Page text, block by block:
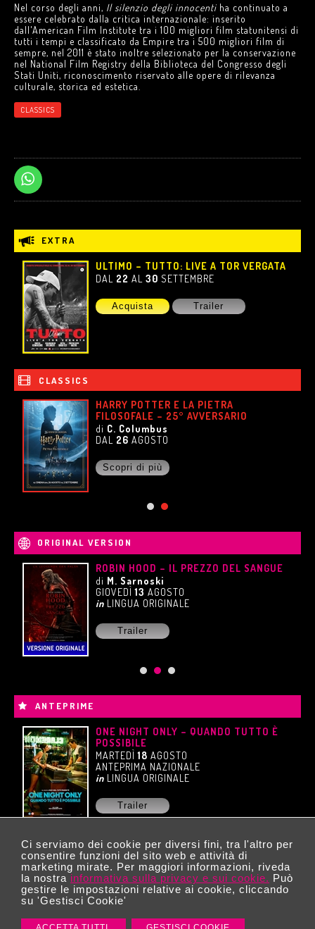
Ci serviamo dei cookie per diversi fini, tra l'altro per
consentire funzioni del sito web e attività di
marketing mirate. Per maggiori informazioni, riveda
la nostra informativa sulla privacy e sui cookie. Può
gestire le impostazioni relative ai cookie, cliccando
su 'Gestisci Cookie'
Nel corso degli anni, Il silenzio degli innocentiha continuato a
essere celebrato dalla critica internazionale: inserito
dall'American Film Institute tra i 100 migliori film statunitensi di
tutti i tempi e classificato da Empire tra i 500 migliori film di
sempre, nel 2011 è stato inoltre selezionato per la conservazione
nel National Film Registry della Biblioteca del Congresso degli
Stati Uniti, riconoscimento riservato alle opere di rilevanza
culturale, storica ed estetica.
CLASSICS
EXTRA
ULTIMO – TUTTO: LIVE A TOR VERGATA
DAL 22 AL30 SETTEMBRE
Acquista Trailer
CLASSICS
HARRY POTTER E LA PIETRA
FILOSOFALE – 25° AVVERSARIO
di C. Columbus
DAL 26 AGOSTO
Scopri di più
ORIGINAL VERSION
ROBIN HOOD – IL PREZZO DEL SANGUE
di M. Sarnoski
GIOVEDÌ13 AGOSTO
in LINGUA ORIGINALE
Trailer
ANTEPRIME
ONE NIGHT ONLY – QUANDO TUTTO È
POSSIBILE
MARTEDÌ18 AGOSTO
ANTEPRIMA NAZIONALE
in LINGUA ORIGINALE
Trailer
© 2026 Copyright Pixel Cinema. Tutti i
diritti riservati. P.IVA 06826950724 |
Labonext